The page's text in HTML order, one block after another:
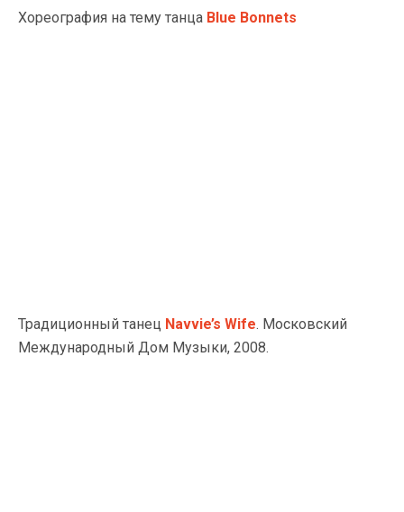
Хореография на тему танца Blue Bonnets
Традиционный танец Navvie’s Wife. Московский
Международный Дом Музыки, 2008.